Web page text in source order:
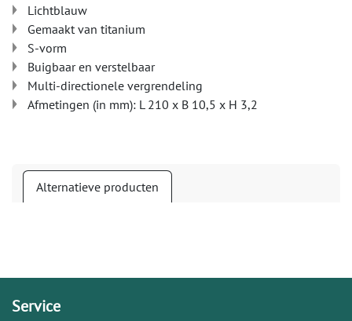
Lichtblauw
Gemaakt van titanium
S-vorm
Buigbaar en verstelbaar
Multi-directionele vergrendeling
Afmetingen (in mm): L 210 x B 10,5 x H 3,2
Alternatieve producten
Service